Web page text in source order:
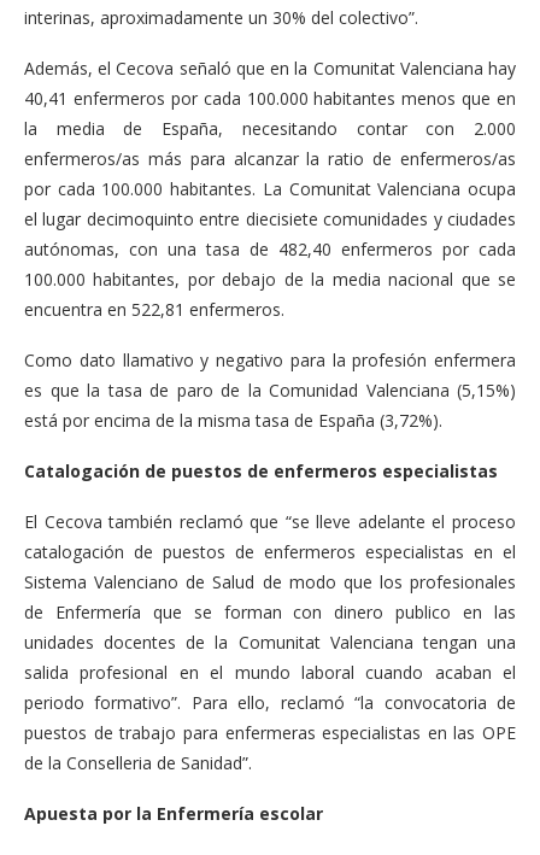
interinas, aproximadamente un 30% del colectivo”.
Además, el Cecova señaló que en la Comunitat Valenciana hay
40,41 enfermeros por cada 100.000 habitantes menos que en
la media de España, necesitando contar con 2.000
enfermeros/as más para alcanzar la ratio de enfermeros/as
por cada 100.000 habitantes. La Comunitat Valenciana ocupa
el lugar decimoquinto entre diecisiete comunidades y ciudades
autónomas, con una tasa de 482,40 enfermeros por cada
100.000 habitantes, por debajo de la media nacional que se
encuentra en 522,81 enfermeros.
Como dato llamativo y negativo para la profesión enfermera
es que la tasa de paro de la Comunidad Valenciana (5,15%)
está por encima de la misma tasa de España (3,72%).
Catalogación de puestos de enfermeros especialistas
El Cecova también reclamó que “se lleve adelante el proceso
catalogación de puestos de enfermeros especialistas en el
Sistema Valenciano de Salud de modo que los profesionales
de Enfermería que se forman con dinero publico en las
unidades docentes de la Comunitat Valenciana tengan una
salida profesional en el mundo laboral cuando acaban el
periodo formativo”. Para ello, reclamó “la convocatoria de
puestos de trabajo para enfermeras especialistas en las OPE
de la Conselleria de Sanidad”.
Apuesta por la Enfermería escolar